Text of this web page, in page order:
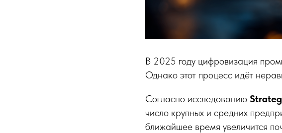
В 2025 году цифровизация
Однако этот процесс идёт
Согласно исследованию
число крупных и средних
ближайшее время увеличится